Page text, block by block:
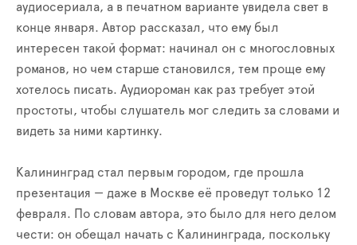
аудиосериала, а в печатном варианте увидела свет в
конце января. Автор рассказал, что ему был
интересен такой формат: начинал он с многословных
романов, но чем старше становился, тем проще ему
хотелось писать. Аудиороман как раз требует этой
простоты, чтобы слушатель мог следить за словами и
видеть за ними картинку.
Калининград стал первым городом, где прошла
презентация — даже в Москве её проведут только 12
февраля. По словам автора, это было для него делом
чести: он обещал начать с Калининграда, поскольку